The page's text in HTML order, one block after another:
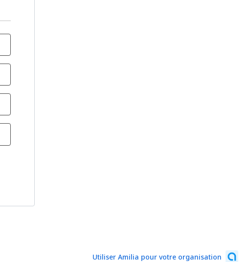
Utiliser Amilia pour votre organisation